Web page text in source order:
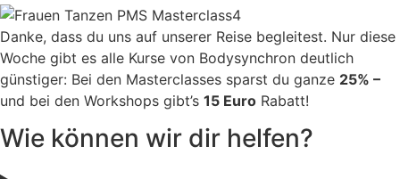
Danke, dass du uns auf unserer Reise begleitest. Nur diese
Woche gibt es alle Kurse von Bodysynchron deutlich
günstiger: Bei den Masterclasses sparst du ganze 25% –
und bei den Workshops gibt’s 15 Euro Rabatt!
Wie können wir dir helfen?